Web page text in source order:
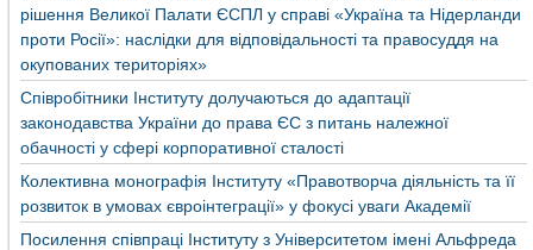
рішення Великої Палати ЄСПЛ у справі «Україна та Нідерланди
проти Росії»: наслідки для відповідальності та правосуддя на
окупованих територіях»
Співробітники Інституту долучаються до адаптації
законодавства України до права ЄС з питань належної
обачності у сфері корпоративної сталості
Колективна монографія Інституту «Правотворча діяльність та її
розвиток в умовах євроінтеграції» у фокусі уваги Академії
Посилення співпраці Інституту з Університетом імені Альфреда